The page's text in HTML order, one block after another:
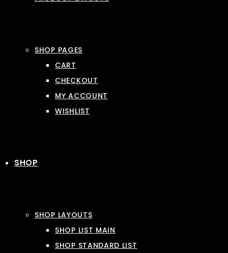
SHOP PAGES
CART
CHECKOUT
MY ACCOUNT
WISHLIST
SHOP
SHOP LAYOUTS
SHOP LIST MAIN
SHOP STANDARD LIST